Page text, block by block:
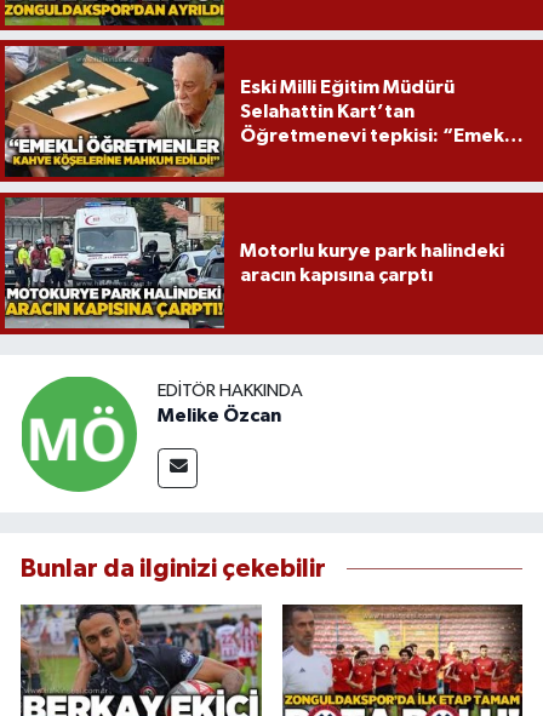
Eski Milli Eğitim Müdürü
Selahattin Kart’tan
Öğretmenevi tepkisi: “Emekli
Motorlu kurye park halindeki
aracın kapısına çarptı
EDITÖR HAKKINDA
Melike Özcan
Bunlar da ilginizi çekebilir
Spor
Ulusal
Yaşam